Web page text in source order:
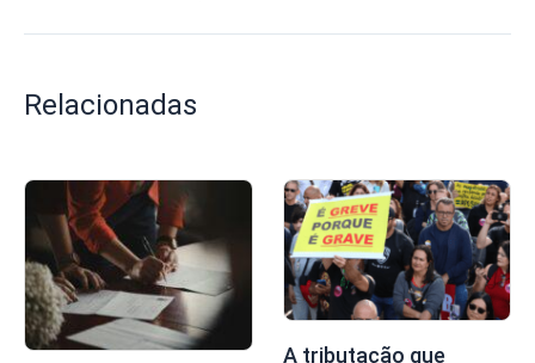
Relacionadas
A tributação que